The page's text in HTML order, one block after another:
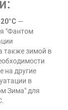
—
"Фантом
также зимой в
на другие
в
Зима" для